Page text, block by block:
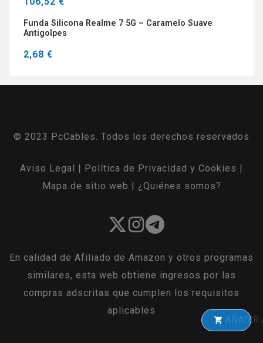
Funda Silicona Realme 7 5G – Caramelo Suave
Antigolpes
2,68 €
AÑADIR A LA
© 2023 PcCables. Todos los derechos reservados
Aviso Legal Política de Privacidad y Cookies
Mapa de sitio web
¿Quiénes somos?
En calidad de Afiliado de Amazon y otros programas
similares, esta web obtiene ingresos por las
compras adscritas que cumplen los requisitos
aplicables